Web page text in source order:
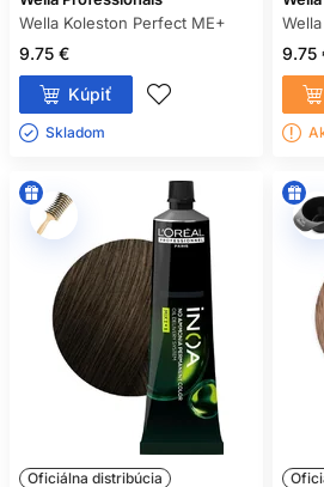
Wella Koleston Perfect ME+
9.75 €
Kúpiť
Skladom ㅤ
9.75
Oficiálna distribúcia